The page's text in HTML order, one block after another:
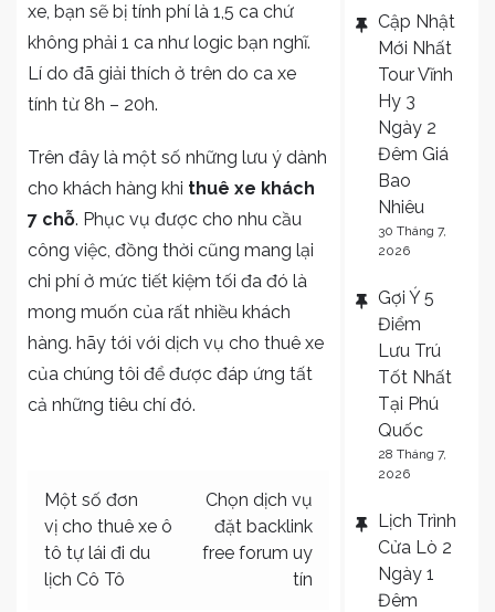
xe, bạn sẽ bị tính phí là 1,5 ca chứ
không phải 1 ca như logic bạn nghĩ.
Lí do đã giải thích ở trên do ca xe
tính từ 8h – 20h.
Trên đây là một số những lưu ý dành
cho khách hàng khi thuê xe khách
7 chỗ. Phục vụ được cho nhu cầu
công việc, đồng thời cũng mang lại
chi phí ở mức tiết kiệm tối đa đó là
mong muốn của rất nhiều khách
hàng. hãy tới với dịch vụ cho thuê xe
của chúng tôi để được đáp ứng tất
cả những tiêu chí đó.
Điều
hướng
bài
Một số đơn
vị cho thuê xe ô
tô tự lái đi du
lịch Cô Tô
Chọn dịch vụ
đặt backlink
free forum uy
tín
Cập Nhật
Mới Nhất
Tour Vĩnh
Hy 3
Ngày 2
Đêm Giá
Bao
Nhiêu
30 Tháng 7,
2026
Gợi Ý 5
Điểm
Lưu Trú
Tốt Nhất
Tại Phú
Quốc
28 Tháng 7,
2026
Lịch Trình
Cửa Lò 2
Ngày 1
Đêm